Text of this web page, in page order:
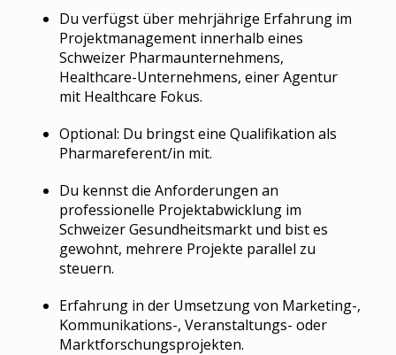
Du verfügst über mehrjährige Erfahrung im
Projektmanagement innerhalb eines
Schweizer Pharmaunternehmens,
Healthcare-Unternehmens, einer Agentur
mit Healthcare Fokus.
Optional: Du bringst eine Qualifikation als
Pharmareferent/in mit.
Du kennst die Anforderungen an
professionelle Projektabwicklung im
Schweizer Gesundheitsmarkt und bist es
gewohnt, mehrere Projekte parallel zu
steuern.
Erfahrung in der Umsetzung von Marketing-,
Kommunikations-, Veranstaltungs- oder
Marktforschungsprojekten.